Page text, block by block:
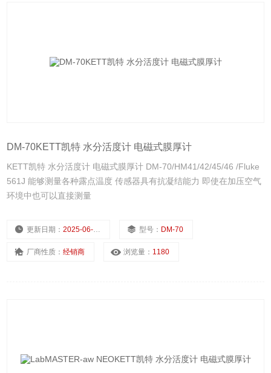
DM-70KETT凯特 水分活度计 电磁式膜厚计
KETT凯特 水分活度计 电磁式膜厚计 DM-70/HM41/42/45/46 /Fluke
561J 能够测量各种露点温度 传感器具有抗凝结能力 即使在加压空气
环境中也可以直接测量
更新日期：2025-06-30 型号： DM-70
厂商性质：经销商 浏览量： 1180